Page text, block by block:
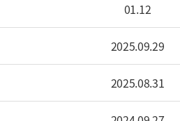
01.12
2025.09.29
2025.08.31